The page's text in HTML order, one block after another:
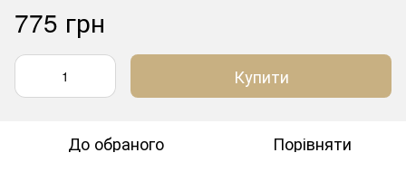
775 грн
Купити
До обраного Порівняти